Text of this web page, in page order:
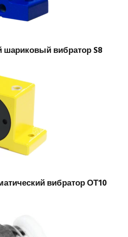
шариковый вибратор S8
вибратор ОТ10